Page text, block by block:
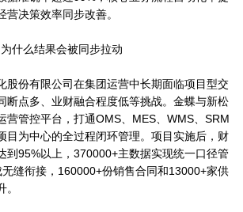
决策效率同步改善。
什么结果会被同步拉动
股份有限公司在集团运营中长期面临项目型交
断点多、业财融合程度低等挑战。金蝶与新松
营管控平台，打通OMS、MES、WMS、SRM
目为中心的全过程闭环管理。项目实施后，财
到95%以上，370000+主数据实现统一口径管
缝衔接，160000+份销售合同和13000+家供